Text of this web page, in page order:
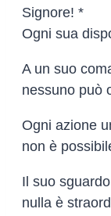
Signore! *
Ogni sua
A un suo
nessuno può
Ogni azione
non è
Il suo
nulla è